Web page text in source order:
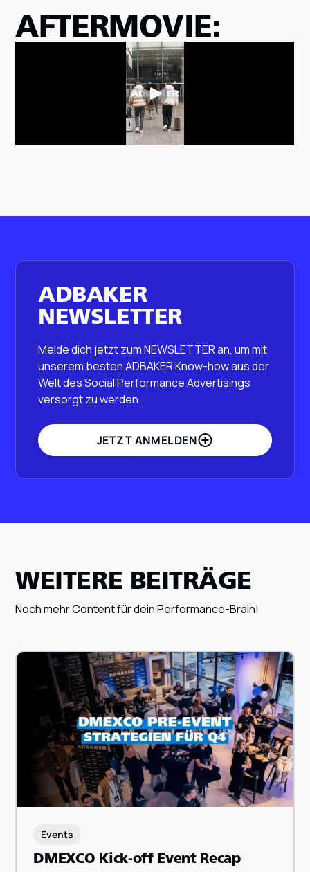
AFTERMOVIE:
ADBAKER
NEWSLETTER
Melde dich jetzt zum NEWSLETTER an, um mit
unserem besten ADBAKER Know-how aus der
Welt des Social Performance Advertisings
versorgt zu werden.
JETZT ANMELDEN
WEITERE BEITRÄGE
Noch mehr Content für dein Performance-Brain!
Events
DMEXCO Kick-off Event Recap